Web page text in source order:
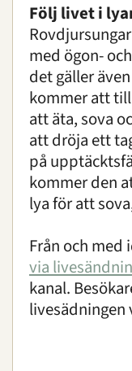
Följ livet i
med ögon-
det gäller
kommer att
att äta, sova
att dröja ett
på
kommer den
lya för att
Från och med
via
kanal.
livesädningen